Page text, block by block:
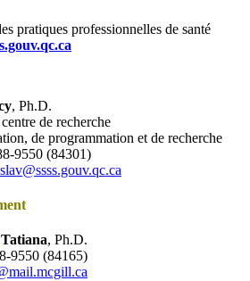
pratiques professionnelles de santé
, Ph.D.
de recherche
de programmation et de recherche
9550 (84301)
, Ph.D.
9550 (84165)